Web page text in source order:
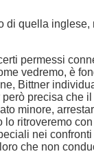
di quella inglese,
permessi
vedremo, è
Bittner
precisa che
minore,
ritroveremo
nei
che non